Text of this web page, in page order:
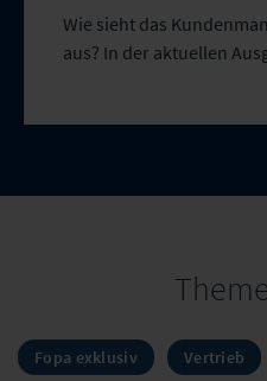
Wie sieht das
aus? In der aktuellen
Fopa exklusiv Vertrieb